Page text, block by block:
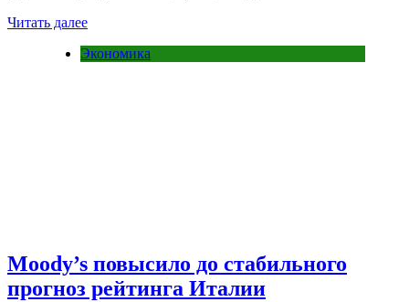
Читать далее
Экономика
Moody’s повысило до стабильного
прогноз рейтинга Италии